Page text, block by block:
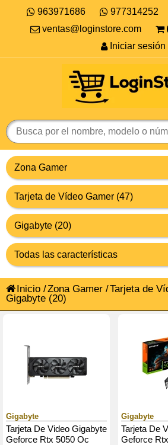
963971686 977314252
ventas@loginstore.com
Iniciar sesión
Inicio /Zona Gamer /Tarjeta de
Gigabyte (20)
Gigabyte
Tarjeta De Video Gigabyte
Geforce Rtx 5050 Oc
Gigabyte
Tarjeta De
Geforce